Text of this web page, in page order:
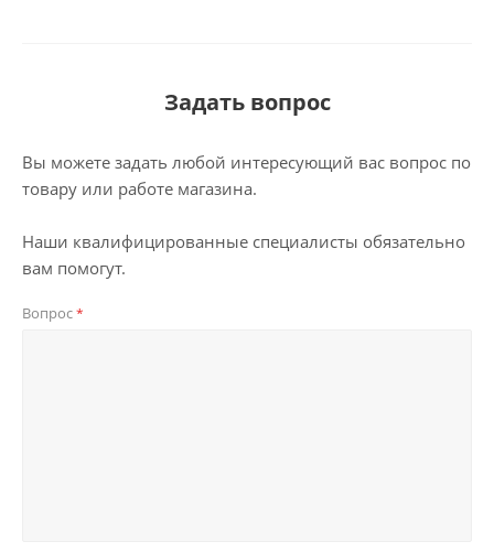
Задать вопрос
Вы можете задать любой интересующий вас вопрос по
товару или работе магазина.
Наши квалифицированные специалисты обязательно
вам помогут.
Вопрос*